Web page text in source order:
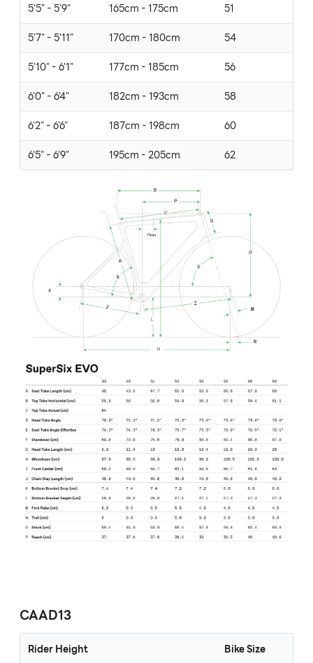
5'5" - 5'9"
165cm - 175cm
51
5'7" - 5'11"
170cm - 180cm
54
5'10" - 6'1"
177cm - 185cm
56
6'0" - 6'4"
182cm - 193cm
58
6'2" - 6'6"
187cm - 198cm
60
6'5" - 6'9"
195cm - 205cm 62
CAAD13
Rider Height Bike Size